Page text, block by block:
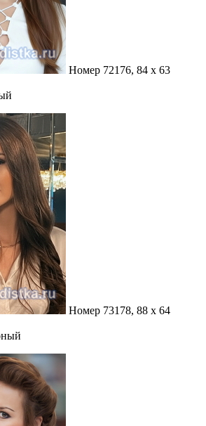
Номер 72176, 84 x 63
Номер 73178, 88 x 64